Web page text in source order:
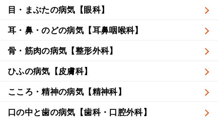
目・まぶたの病気【眼科】
耳・鼻・のどの病気【耳鼻咽喉科】
骨・筋肉の病気【整形外科】
ひふの病気【皮膚科】
こころ・精神の病気【精神科】
口の中と歯の病気【歯科・口腔外科】